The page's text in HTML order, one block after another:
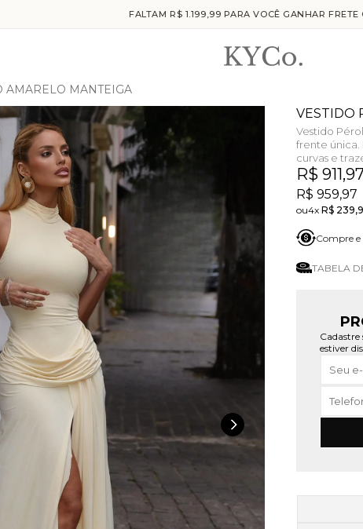
FALTAM R$ 1.199,99 PARA VOCÊ GANHAR FRETE
AMARELO MANTEIGA
VESTIDO
Vestido
frente única.
curvas e
R$
R$ 959,97
4xR$
Compre
TABELA
estiver